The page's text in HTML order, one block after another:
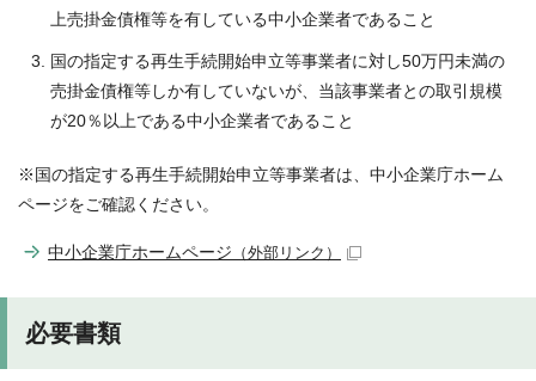
上売掛金債権等を有している中小企業者であること
国の指定する再生手続開始申立等事業者に対し50万円未満の
売掛金債権等しか有していないが、当該事業者との取引規模
が20％以上である中小企業者であること
※国の指定する再生手続開始申立等事業者は、中小企業庁ホーム
ページをご確認ください。
中小企業庁ホームページ （外部リンク）
必要書類